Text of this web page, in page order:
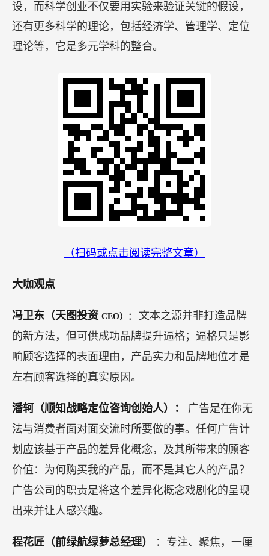
设，而科学创业不仅要用实验来验证关键的假设，
还有更多科学的理论，包括经济学、管理学、定位
理论等，它是多元学科的整合。
（扫码或点击阅读完整文章）
大咖观点
冯卫东（天图投资 CEO）： 文本之源并非打造品牌
的新方法，但可供成功品牌提升逼格；逼格只是影
响顾客选择的表面理由，产品实力和品牌地位才是
左右顾客选择的真实原因。
潘轲（顺知战略定位咨询创始人）： 广告是在你无
法与消费者面对面交流时所要做的事。任何广告计
划应该基于产品的差异化概念，及其所带来的顾客
价值：为何购买我的产品，而不是其它人的产品？
广告公司的职责是将这个差异化概念戏剧化的呈现
出来并让人感兴趣。
程花匠（前绿航绿萝总经理）
：专注、聚焦，一厘